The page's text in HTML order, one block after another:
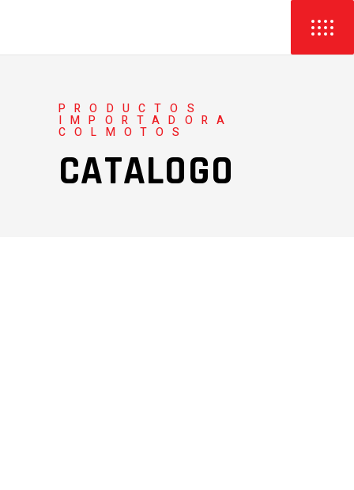
PRODUCTOS
IMPORTADORA
COLMOTOS
CATALOGO